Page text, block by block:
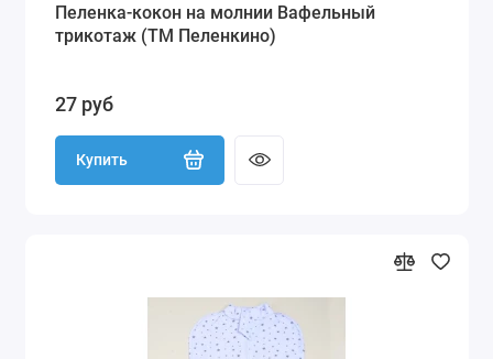
Пеленка-кокон на молнии Вафельный
трикотаж (ТМ Пеленкино)
27 руб
Купить